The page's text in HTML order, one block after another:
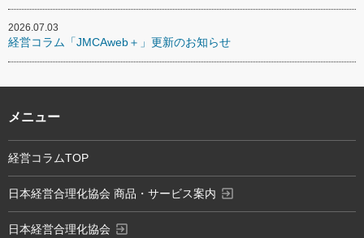
2026.07.03
経営コラム「JMCAweb＋」更新のお知らせ
メニュー
経営コラムTOP
日本経営合理化協会 商品・サービス案内 exit_to_app
日本経営合理化協会 exit_to_app